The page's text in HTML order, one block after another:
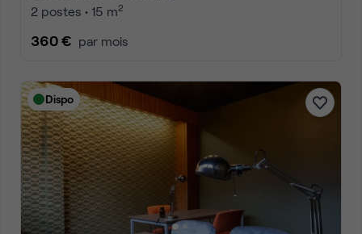
2 postes • 15 m2
360 € par mois
Dispo